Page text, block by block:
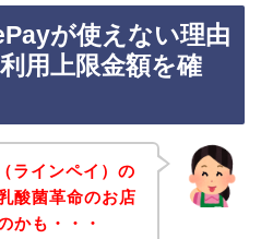
が使えない理由
用上限金額を確
ラインペイ）の
酸菌革命のお店
かも・・・